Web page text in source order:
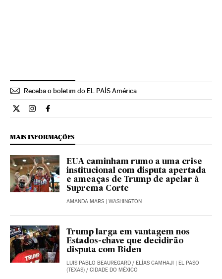
Receba o boletim do EL PAÍS América
Internacional El País Brasil en Twitter
Internacional El País Brasil en Instagram
Internacional El País Brasil en Facebook
MAIS INFORMAÇÕES
EUA caminham rumo a uma crise
institucional com disputa apertada
e ameaças de Trump de apelar à
Suprema Corte
AMANDA MARS | WASHINGTON
Trump larga em vantagem nos
Estados-chave que decidirão
disputa com Biden
LUIS PABLO BEAUREGARD / ELÍAS CAMHAJI | EL PASO
(TEXAS) / CIDADE DO MÉXICO